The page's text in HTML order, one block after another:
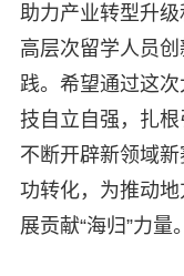
助力产业转型升
高层次留学人员
践。希望通过这
技自立自强，扎根
不断开辟新领域
功转化，为推动
展贡献“海归”力量。